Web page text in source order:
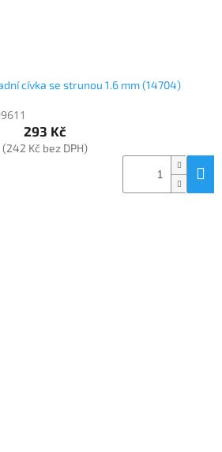
cívka se strunou 1.6 mm (14704)
293 Kč
(242 Kč bez DPH)